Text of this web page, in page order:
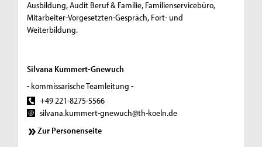
Ausbildung, Audit Beruf & Familie, Familienservicebüro,
Mitarbeiter-Vorgesetzten-Gespräch, Fort- und
Weiterbildung.
Silvana Kummert-Gnewuch
- kommissarische Teamleitung -
+49 221-8275-5566
silvana.kummert-gnewuch@th-koeln.de
Zur Personenseite